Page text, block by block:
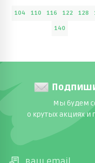
104 110 116 122 128
140
Мы будем
о крутых акциях и